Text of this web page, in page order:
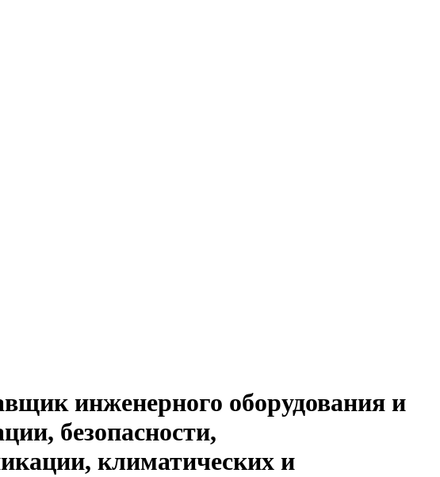
инженерного оборудования и
безопасности,
климатических и